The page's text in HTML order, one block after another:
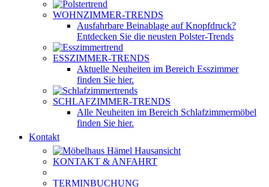
WOHNZIMMER-TRENDS
Ausfahrbare Beinablage auf Knopfdruck?
Entdecken Sie die neusten Polster-Trends
ESSZIMMER-TRENDS
Aktuelle Neuheiten im Bereich Esszimmer
finden Sie hier.
SCHLAFZIMMER-TRENDS
Alle Neuheiten im Bereich Schlafzimmermöbel
finden Sie hier.
Kontakt
KONTAKT & ANFAHRT
TERMINBUCHUNG